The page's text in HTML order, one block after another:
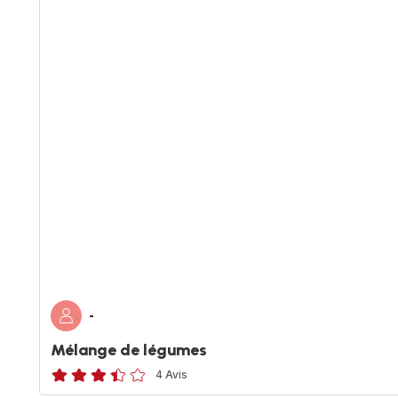
-
Mélange de légumes
ratings.3.4
4 Avis